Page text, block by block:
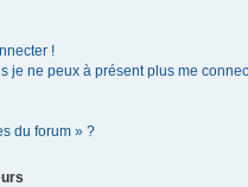
!
je ne peux à présent plus me
du forum » ?